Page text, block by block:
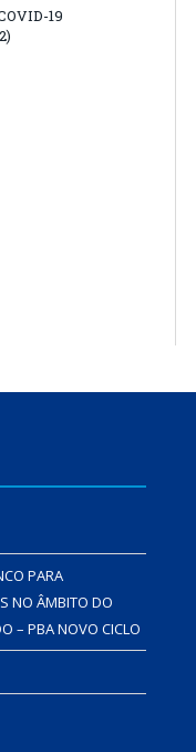
19
PARA
NO ÂMBITO DO
– PBA NOVO CICLO